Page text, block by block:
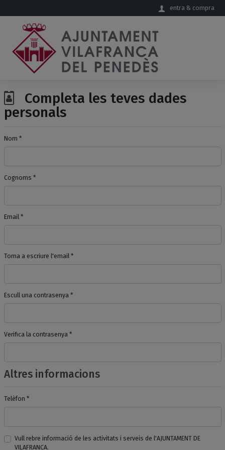
entra & compra
Completa les teves dades
personals
Nom *
Cognoms *
Email *
Torna a escriure l'email *
Escull una contrasenya *
Verifica la contrasenya *
Altres informacions
Telèfon *
Vull rebre informació de les activitats i serveis de l'AJUNTAMENT DE
VILAFRANCA.